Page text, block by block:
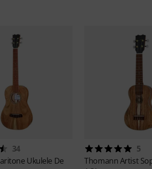
34
Ukulele De
5
ThomannArtist